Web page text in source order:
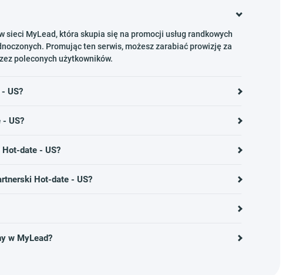
MyLead, która skupia się na promocji usług randkowych
Promując ten serwis, możesz zarabiać prowizję za
poleconych użytkowników.
US?
US?
date - US?
Hot-date - US?
w MyLead?